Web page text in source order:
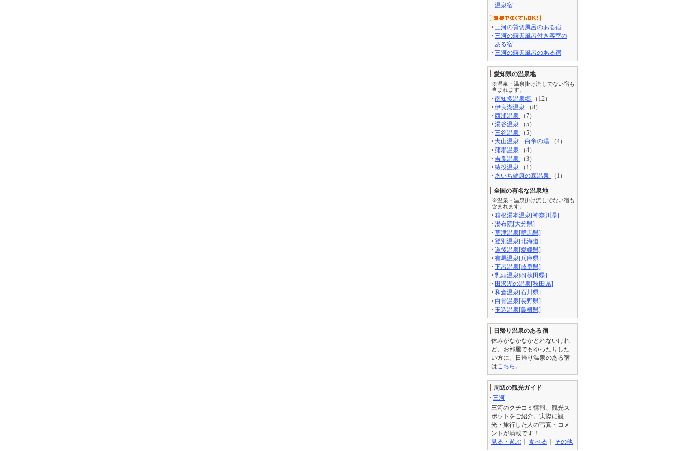
温泉宿
三河の貸切風呂のある宿
三河の露天風呂付き客室の
ある宿
三河の露天風呂のある宿
愛知県の温泉地
※温泉・温泉掛け流しでない宿も
含まれます。
南知多温泉郷
（12）
伊良湖温泉
（8）
西浦温泉
（7）
湯谷温泉
（5）
三谷温泉
（5）
犬山温泉 白帝の湯
（4）
蒲郡温泉
（4）
吉良温泉
（3）
猿投温泉
（1）
あいち健康の森温泉
（1）
全国の有名な温泉地
※温泉・温泉掛け流しでない宿も
含まれます。
箱根湯本温泉[神奈川県]
湯布院[大分県]
草津温泉[群馬県]
登別温泉[北海道]
道後温泉[愛媛県]
有馬温泉[兵庫県]
下呂温泉[岐阜県]
乳頭温泉郷[秋田県]
田沢湖の温泉[秋田県]
和倉温泉[石川県]
白骨温泉[長野県]
玉造温泉[島根県]
日帰り温泉のある宿
休みがなかなかとれないけれ
ど、お部屋でもゆったりした
い方に。日帰り温泉のある宿
は こちら 。
周辺の観光ガイド
三河
三河のクチコミ情報、観光ス
ポットをご紹介。実際に観
光・旅行した人の写真・コメ
ントが満載です！
見る・遊ぶ ｜ 食べる ｜ その他